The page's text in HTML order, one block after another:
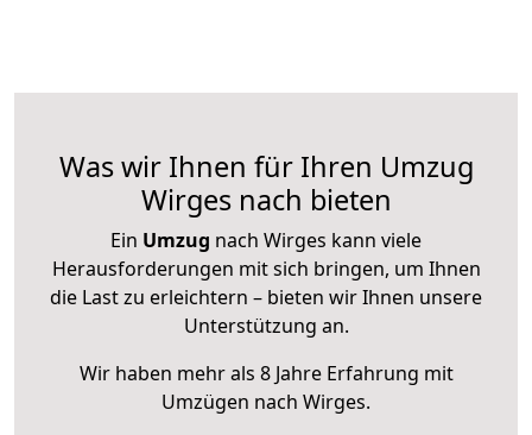
Was wir Ihnen für Ihren Umzug
Wirges nach bieten
Ein Umzug nach Wirges kann viele
Herausforderungen mit sich bringen, um Ihnen
die Last zu erleichtern – bieten wir Ihnen unsere
Unterstützung an.
Wir haben mehr als 8 Jahre Erfahrung mit
Umzügen nach Wirges.